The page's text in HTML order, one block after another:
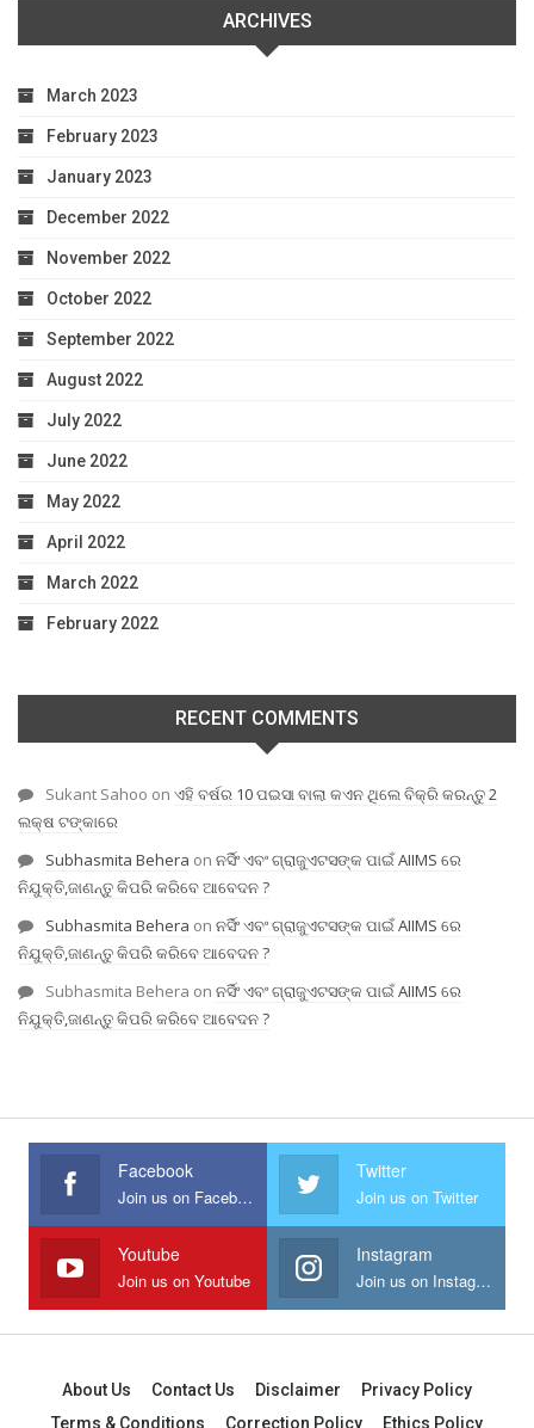
ARCHIVES
March 2023
February 2023
January 2023
December 2022
November 2022
October 2022
September 2022
August 2022
July 2022
June 2022
May 2022
April 2022
March 2022
February 2022
RECENT COMMENTS
Sukant Sahoo on ଏହି ବର୍ଷର 10 ପଇସା ବାଲା କଏନ ଥିଲେ ବିକ୍ରି କରନ୍ତୁ 2
ଲକ୍ଷ ଟଙ୍କାରେ
Subhasmita Behera on ନର୍ସିଂ ଏବଂ ଗ୍ରାଜୁଏଟସଙ୍କ ପାଇଁ AIIMS ରେ
ନିଯୁକ୍ତି,ଜାଣନ୍ତୁ କିପରି କରିବେ ଆବେଦନ ?
Subhasmita Behera on ନର୍ସିଂ ଏବଂ ଗ୍ରାଜୁଏଟସଙ୍କ ପାଇଁ AIIMS ରେ
ନିଯୁକ୍ତି,ଜାଣନ୍ତୁ କିପରି କରିବେ ଆବେଦନ ?
Subhasmita Behera on ନର୍ସିଂ ଏବଂ ଗ୍ରାଜୁଏଟସଙ୍କ ପାଇଁ AIIMS ରେ
ନିଯୁକ୍ତି,ଜାଣନ୍ତୁ କିପରି କରିବେ ଆବେଦନ ?
Facebook
Join us on Facebook
Twitter
Join us on Twitter
Youtube
Join us on Youtube
Instagram
Join us on Instagram
About Us Contact Us Disclaimer
Privacy Policy
Terms & Conditions
Correction Policy Ethics Policy